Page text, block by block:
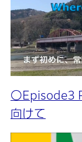
〇Episode3
向けて